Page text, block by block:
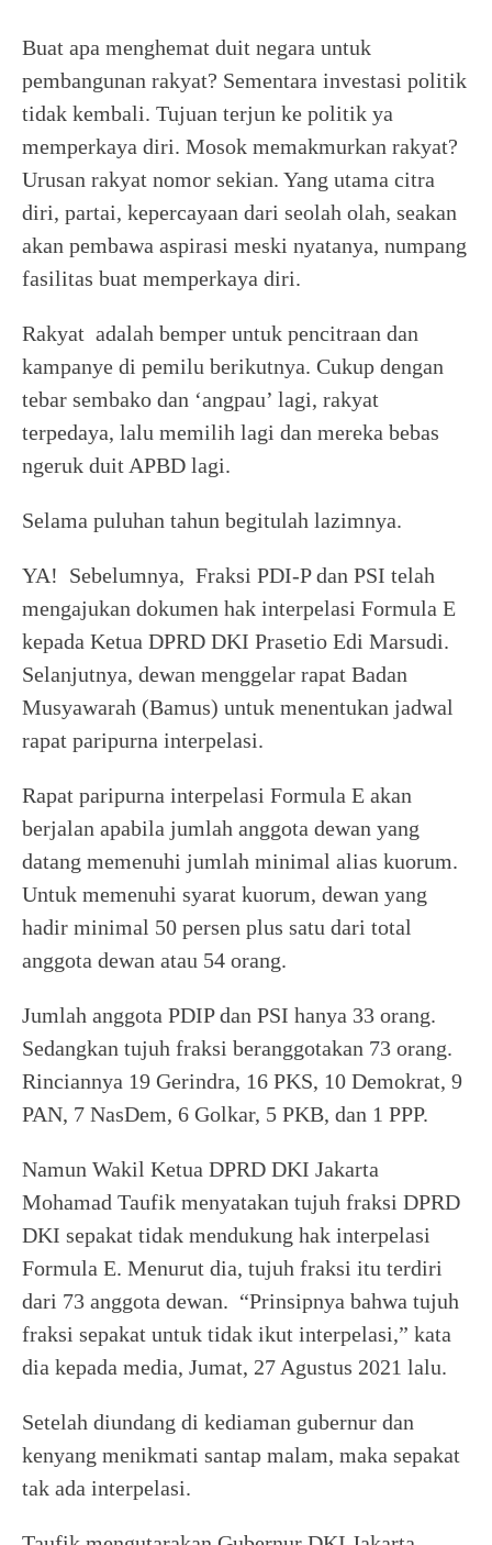
Buat apa menghemat duit negara untuk
pembangunan rakyat? Sementara investasi politik
tidak kembali. Tujuan terjun ke politik ya
memperkaya diri. Mosok memakmurkan rakyat?
Urusan rakyat nomor sekian. Yang utama citra
diri, partai, kepercayaan dari seolah olah, seakan
akan pembawa aspirasi meski nyatanya, numpang
fasilitas buat memperkaya diri.
Rakyat adalah bemper untuk pencitraan dan
kampanye di pemilu berikutnya. Cukup dengan
tebar sembako dan ‘angpau’ lagi, rakyat
terpedaya, lalu memilih lagi dan mereka bebas
ngeruk duit APBD lagi.
Selama puluhan tahun begitulah lazimnya.
YA! Sebelumnya, Fraksi PDI-P dan PSI telah
mengajukan dokumen hak interpelasi Formula E
kepada Ketua DPRD DKI Prasetio Edi Marsudi.
Selanjutnya, dewan menggelar rapat Badan
Musyawarah (Bamus) untuk menentukan jadwal
rapat paripurna interpelasi.
Rapat paripurna interpelasi Formula E akan
berjalan apabila jumlah anggota dewan yang
datang memenuhi jumlah minimal alias kuorum.
Untuk memenuhi syarat kuorum, dewan yang
hadir minimal 50 persen plus satu dari total
anggota dewan atau 54 orang.
Jumlah anggota PDIP dan PSI hanya 33 orang.
Sedangkan tujuh fraksi beranggotakan 73 orang.
Rinciannya 19 Gerindra, 16 PKS, 10 Demokrat, 9
PAN, 7 NasDem, 6 Golkar, 5 PKB, dan 1 PPP.
Namun Wakil Ketua DPRD DKI Jakarta
Mohamad Taufik menyatakan tujuh fraksi DPRD
DKI sepakat tidak mendukung hak interpelasi
Formula E. Menurut dia, tujuh fraksi itu terdiri
dari 73 anggota dewan. “Prinsipnya bahwa tujuh
fraksi sepakat untuk tidak ikut interpelasi,” kata
dia kepada media, Jumat, 27 Agustus 2021 lalu.
Setelah diundang di kediaman gubernur dan
kenyang menikmati santap malam, maka sepakat
tak ada interpelasi.